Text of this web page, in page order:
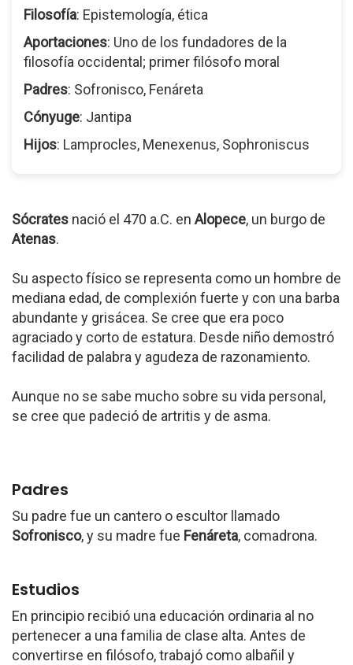
Filosofía: Epistemología, ética
Aportaciones: Uno de los fundadores de la
filosofía occidental; primer filósofo moral
Padres: Sofronisco, Fenáreta
Cónyuge: Jantipa
Hijos: Lamprocles, Menexenus, Sophroniscus
Sócrates nació el 470 a.C. en Alopece, un burgo de
Atenas.
Su aspecto físico se representa como un hombre de
mediana edad, de complexión fuerte y con una barba
abundante y grisácea. Se cree que era poco
agraciado y corto de estatura. Desde niño demostró
facilidad de palabra y agudeza de razonamiento.
Aunque no se sabe mucho sobre su vida personal,
se cree que padeció de artritis y de asma.
Padres
Su padre fue un cantero o escultor llamado
Sofronisco, y su madre fue Fenáreta, comadrona.
Estudios
En principio recibió una educación ordinaria al no
pertenecer a una familia de clase alta. Antes de
convertirse en filósofo, trabajó como albañil y